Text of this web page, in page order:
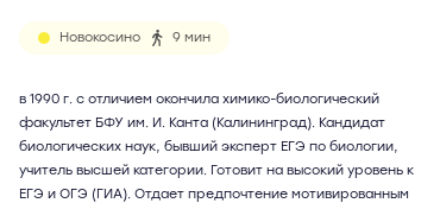
Новокосино 9 мин
в 1990 г. с отличием окончила химико-биологический
факультет БФУ им. И. Канта (Калининград). Кандидат
биологических наук, бывший эксперт ЕГЭ по биологии,
учитель высшей категории. Готовит на высокий уровень к
ЕГЭ и ОГЭ (ГИА). Отдает предпочтение мотивированным